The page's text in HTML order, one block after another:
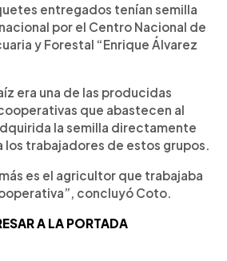
entregados tenían semilla
por el Centro Nacional de
y Forestal “Enrique Álvarez
era una de las producidas
que abastecen al
la semilla directamente
los trabajadores de estos grupos.
es el agricultor que trabajaba
concluyó Coto.
A LA PORTADA